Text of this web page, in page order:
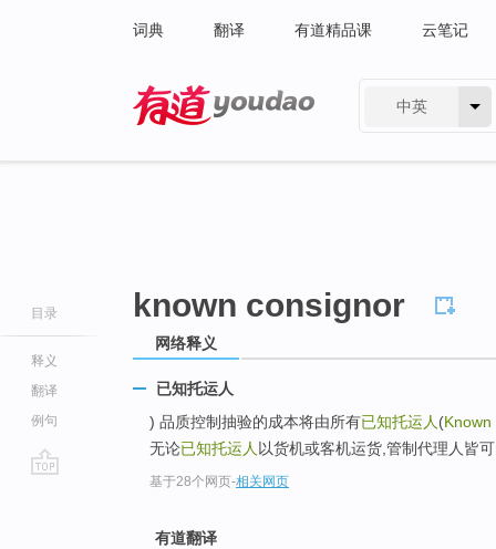
词典 翻译 有道精品课 云笔记
中英
目录
释义
翻译
例句
known consignor
网络释义
已知托运人
) 品质控制抽验的成本将由所有已知托运人 (
无论已知托运人 以货机或客机运货,管制代理人皆
基于28个网页-相关网页
有道翻译